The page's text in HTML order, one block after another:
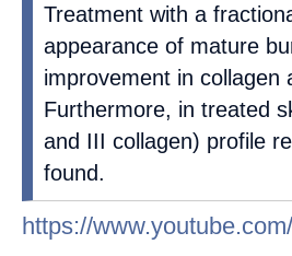
Treatment with a
appearance of mature
improvement in collagen
Furthermore, in treated
and III collagen) profile
found.
https://